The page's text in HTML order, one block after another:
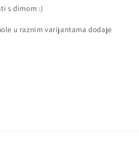
s dimom :)
u raznim varijantama dodaje